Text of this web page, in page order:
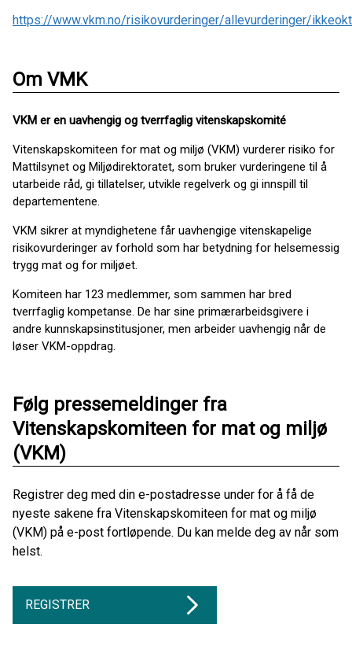
https://www.vkm.no/risikovurderinger/allevurderinger/
Om VMK
VKM er en uavhengig og tverrfaglig vitenskapskomité
Vitenskapskomiteen for mat og miljø (VKM) vurderer risiko for
Mattilsynet og Miljødirektoratet, som bruker vurderingene til å
utarbeide råd, gi tillatelser, utvikle regelverk og gi innspill til
departementene.
VKM sikrer at myndighetene får uavhengige vitenskapelige
risikovurderinger av forhold som har betydning for helsemessig
trygg mat og for miljøet.
Komiteen har 123 medlemmer, som sammen har bred
tverrfaglig kompetanse. De har sine primærarbeidsgivere i
andre kunnskapsinstitusjoner, men arbeider uavhengig når de
løser VKM-oppdrag.
Følg pressemeldinger fra
Vitenskapskomiteen for mat og miljø
(VKM)
Registrer deg med din e-postadresse under for å få de
nyeste sakene fra Vitenskapskomiteen for mat og miljø
(VKM) på e-post fortløpende. Du kan melde deg av når som
helst.
REGISTRER